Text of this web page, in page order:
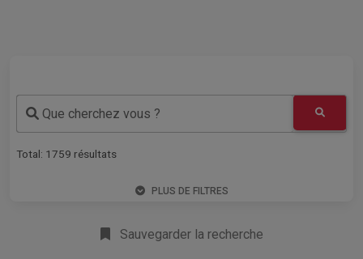
Que cherchez vous ?
Total: 1759 résultats
PLUS DE FILTRES
Sauvegarder la recherche